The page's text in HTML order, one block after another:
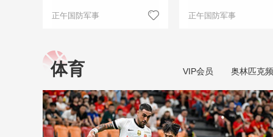
正午国防军事 正午国防军事
体育 VIP会员 奥林匹克